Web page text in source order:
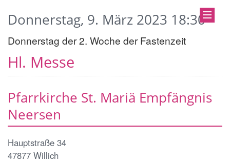
Hl. Messe
Donnerstag, 9. März 2023 18:30
Donnerstag der 2. Woche der Fastenzeit
Pfarrkirche St. Mariä Empfängnis
Neersen
Hauptstraße 34
47877 Willich